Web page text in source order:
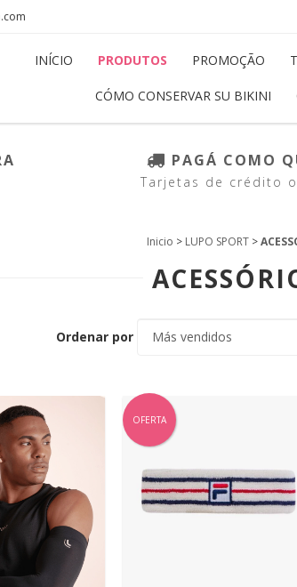
INÍCIO PRODUTOS PROMOÇÃO
CÓMO CONSERVAR SU BIKINI
PAGÁ COMO
Tarjetas de crédito
Inicio > LUPO SPORT >
Ordenar por
OFERTA